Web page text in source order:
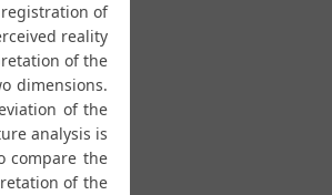
of
reality
of the
dimensions.
of the
analysis is
compare the
of the